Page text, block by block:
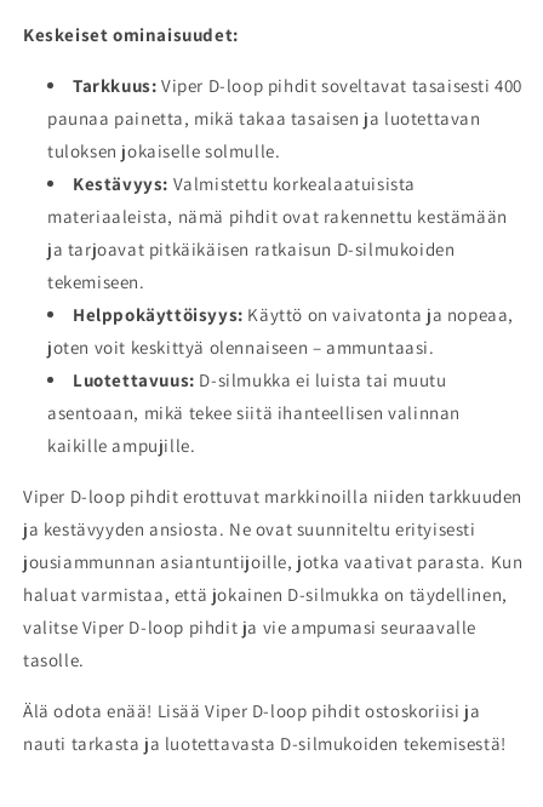
Keskeiset ominaisuudet:
Tarkkuus: Viper D-loop pihdit soveltavat tasaisesti 400
paunaa painetta, mikä takaa tasaisen ja luotettavan
tuloksen jokaiselle solmulle.
Kestävyys: Valmistettu korkealaatuisista
materiaaleista, nämä pihdit ovat rakennettu kestämään
ja tarjoavat pitkäikäisen ratkaisun D-silmukoiden
tekemiseen.
Helppokäyttöisyys: Käyttö on vaivatonta ja nopeaa,
joten voit keskittyä olennaiseen – ammuntaasi.
Luotettavuus: D-silmukka ei luista tai muutu
asentoaan, mikä tekee siitä ihanteellisen valinnan
kaikille ampujille.
Viper D-loop pihdit erottuvat markkinoilla niiden tarkkuuden
ja kestävyyden ansiosta. Ne ovat suunniteltu erityisesti
jousiammunnan asiantuntijoille, jotka vaativat parasta. Kun
haluat varmistaa, että jokainen D-silmukka on täydellinen,
valitse Viper D-loop pihdit ja vie ampumasi seuraavalle
tasolle.
Älä odota enää! Lisää Viper D-loop pihdit ostoskoriisi ja
nauti tarkasta ja luotettavasta D-silmukoiden tekemisestä!